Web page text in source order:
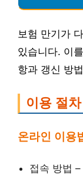
보험 만기가
있습니다. 이
항과 갱신 방
이용 절차
온라인 이용
접속 방법